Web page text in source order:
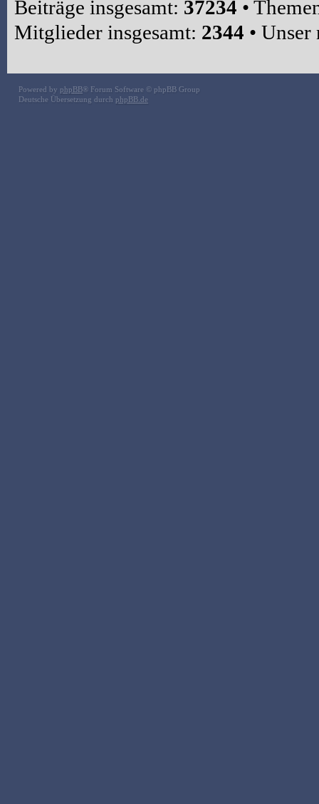
Beiträge insgesamt: 37234 •
Mitglieder insgesamt: 2344 •
Powered by phpBB® Forum Software © phpBB Group
Deutsche Übersetzung durch phpBB.de